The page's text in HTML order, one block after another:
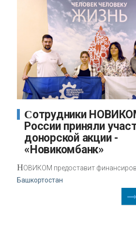
Сотрудники НОВИКОМа по всей
России приняли
донорской акции -
«Новикомбанк»
НОВИКОМ предоставит
Башкортостан